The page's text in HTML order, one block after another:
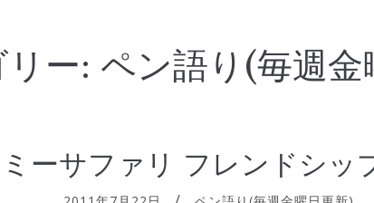
ー: ペン語り(毎週金
ーサファリ フレンドシッ